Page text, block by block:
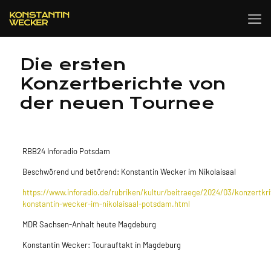
Die ersten
Konzertberichte von
der neuen Tournee
RBB24 Inforadio Potsdam
Beschwörend und betörend: Konstantin Wecker im Nikolaisaal
https://www.inforadio.de/rubriken/kultur/beitraege/2024/03/
konstantin-wecker-im-nikolaisaal-potsdam.html
MDR Sachsen-Anhalt heute Magdeburg
Konstantin Wecker: Tourauftakt in Magdeburg